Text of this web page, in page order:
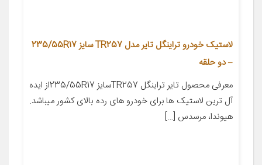
لاستیک خودرو تراینگل تایر مدل TR257 سایز 235/55R17
– دو حلقه
معرفی محصول تایر تراینگل TR257سایز 235/55R17از ایده
آل ترین لاستیک ها برای خودرو های رده بالای کشور میباشد.
هیوندا، مرسدس […]